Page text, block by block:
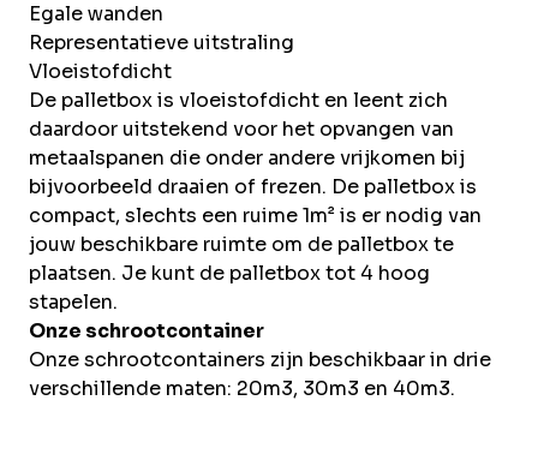
Egale wanden
Representatieve uitstraling
Vloeistofdicht
De palletbox is vloeistofdicht en leent zich
daardoor uitstekend voor het opvangen van
metaalspanen die onder andere vrijkomen bij
bijvoorbeeld draaien of frezen. De palletbox is
compact, slechts een ruime 1m² is er nodig van
jouw beschikbare ruimte om de palletbox te
plaatsen. Je kunt de palletbox tot 4 hoog
stapelen.
Onze schrootcontainer
Onze schrootcontainers zijn beschikbaar in drie
verschillende maten: 20m3, 30m3 en 40m3.